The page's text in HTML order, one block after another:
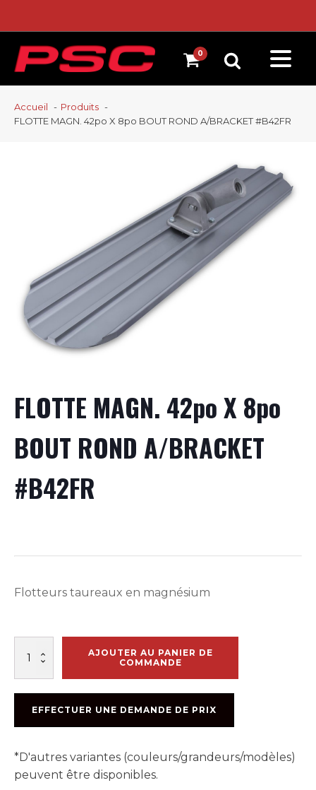
Accueil
Produits
FLOTTE MAGN. 42po X 8po BOUT ROND A/BRACKET #B42FR
FLOTTE MAGN. 42po X 8po
BOUT ROND A/BRACKET
#B42FR
Flotteurs taureaux en magnésium
FLOTTE
8po
ROND
A/BRACKET
#B42FR
AJOUTER AU PANIER DE
COMMANDE
EFFECTUER UNE DEMANDE DE PRIX
*D'autres variantes (couleurs/grandeurs/modèles)
peuvent être disponibles.